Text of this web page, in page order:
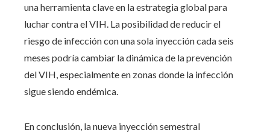
una herramienta clave en la estrategia global para
luchar contra el VIH. La posibilidad de reducir el
riesgo de infección con una sola inyección cada seis
meses podría cambiar la dinámica de la prevención
del VIH, especialmente en zonas donde la infección
sigue siendo endémica.
En conclusión, la nueva inyección semestral